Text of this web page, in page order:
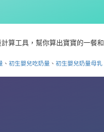
算工具，幫你算出寶寶的一餐
、初生嬰兒吃奶量 、初生嬰兒奶量母乳